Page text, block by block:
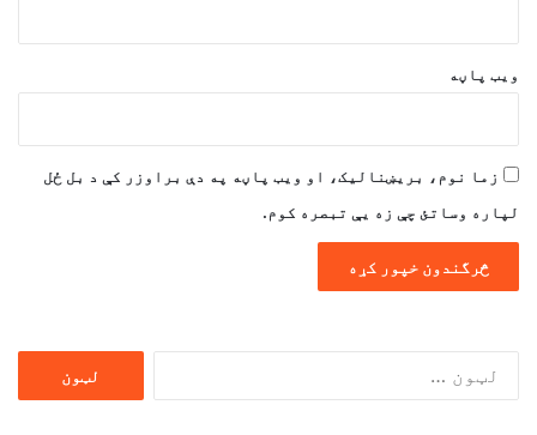
ویب پاڼه
زما نوم، بریښنالیک، او ویب پاڼه په دې براوزر کې د بل ځل
لپاره وساتئ چې زه یې تبصره کوم.